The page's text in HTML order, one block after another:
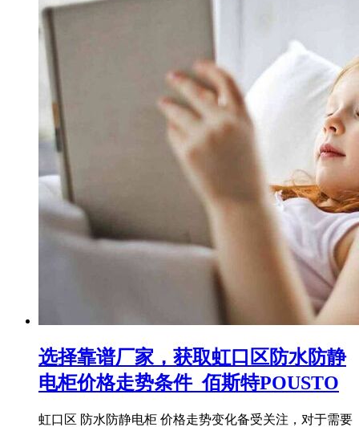
选择靠谱厂家，获取虹口区防水防静
电柜价格走势条件_佰斯特POUSTO
虹口区 防水防静电柜 价格走势变化备受关注，对于需要